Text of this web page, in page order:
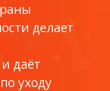
делает
даёт
уходу